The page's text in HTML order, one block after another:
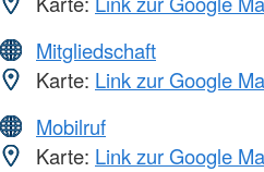
Mitgliedschaft
Karte: Link zur Google
Mobilruf
Karte: Link zur Google